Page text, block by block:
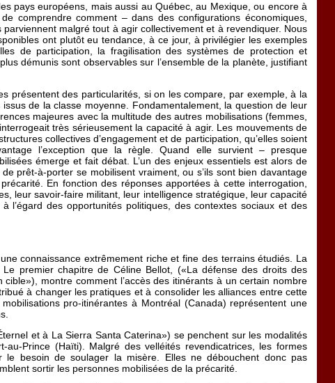
pays européens, mais aussi au Québec, au Mexique, ou encore à
comprendre comment – dans des configurations économiques,
malgré tout à agir collectivement et à revendiquer. Nous
ont plutôt eu tendance, à ce jour, à privilégier les exemples
de participation, la fragilisation des systèmes de protection et
démunis sont observables sur l’ensemble de la planète, justifiant
présentent des particularités, si on les compare, par exemple, à la
de la classe moyenne. Fondamentalement, la question de leur
majeures avec la multitude des autres mobilisations (femmes,
très sérieusement la capacité à agir. Les mouvements de
collectives d’engagement et de participation, qu’elles soient
l’exception que la règle. Quand elle survient – presque
émerge et fait débat. L’un des enjeux essentiels est alors de
prêt-à-porter se mobilisent vraiment, ou s’ils sont bien davantage
En fonction des réponses apportées à cette interrogation,
leur savoir-faire militant, leur intelligence stratégique, leur capacité
l’égard des opportunités politiques, des contextes sociaux et des
connaissance extrêmement riche et fine des terrains étudiés. La
premier chapitre de Céline Bellot, («La défense des droits des
montre comment l’accès des itinérants à un certain nombre
à changer les pratiques et à consolider les alliances entre cette
pro-itinérantes à Montréal (Canada) représentent une
et à La Sierra Santa Caterina») se penchent sur les modalités
Prince (Haïti). Malgré des velléités revendicatrices, les formes
le besoin de soulager la misère. Elles ne débouchent donc pas
sortir les personnes mobilisées de la précarité.